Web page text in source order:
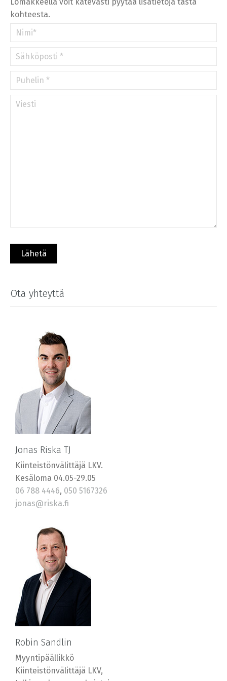
kohteesta.
Ota yhteyttä
Jonas Riska TJ
Kiinteistönvälittäjä LKV.
Kesäloma 04.05-29.05
06 788 4446, 050 5167326
jonas@riska.fi
Robin Sandlin
Myyntipäällikkö
Kiinteistönvälittäjä LKV,